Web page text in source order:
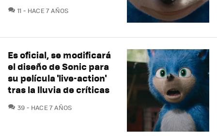
11 COMENTARIOS
HACE 7 AÑOS
Es oficial, se modificará
el diseño de Sonic para
su película 'live-action'
tras la lluvia de críticas
39 COMENTARIOS
HACE 7 AÑOS